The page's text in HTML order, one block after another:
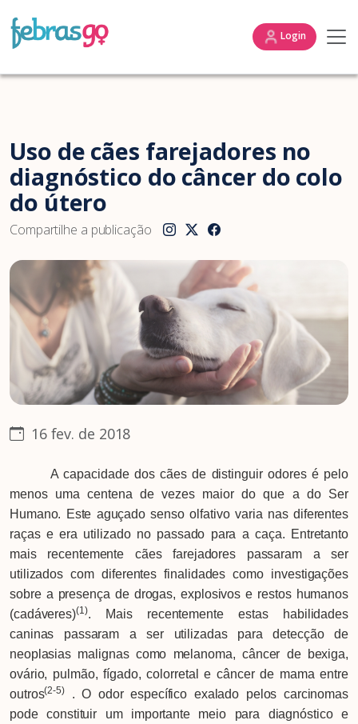
Login
Uso de cães farejadores no
diagnóstico do câncer do colo
do útero
Compartilhe a publicação
16 fev. de 2018
A capacidade dos cães de distinguir odores é pelo
menos uma centena de vezes maior do que a do Ser
Humano. Este aguçado senso olfativo varia nas diferentes
raças e era utilizado no passado para a caça. Entretanto
mais recentemente cães farejadores passaram a ser
utilizados com diferentes finalidades como investigações
sobre a presença de drogas, explosivos e restos humanos
(cadáveres)(1). Mais recentemente estas habilidades
caninas passaram a ser utilizadas para detecção de
neoplasias malignas como melanoma, câncer de bexiga,
ovário, pulmão, fígado, colorretal e câncer de mama entre
outros(2-5). O odor específico exalado pelos carcinomas
pode constituir um importante meio para diagnóstico e